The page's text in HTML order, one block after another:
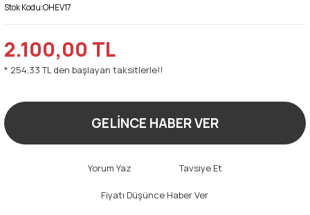
Stok Kodu:OHEV17
2.100,00 TL
* 254,33 TL den başlayan taksitlerle!!
GELİNCE HABER VER
Yorum Yaz Tavsiye Et
Fiyatı Düşünce Haber Ver